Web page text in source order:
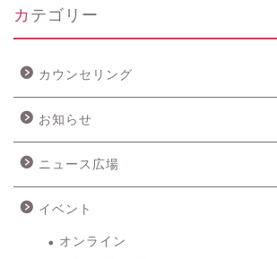
カテゴリー
カウンセリング
お知らせ
ニュース広場
イベント
オンライン